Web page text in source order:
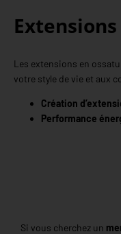
Les extensions en
votre style de vie et aux
Création
Performance
Si vous cherchez un